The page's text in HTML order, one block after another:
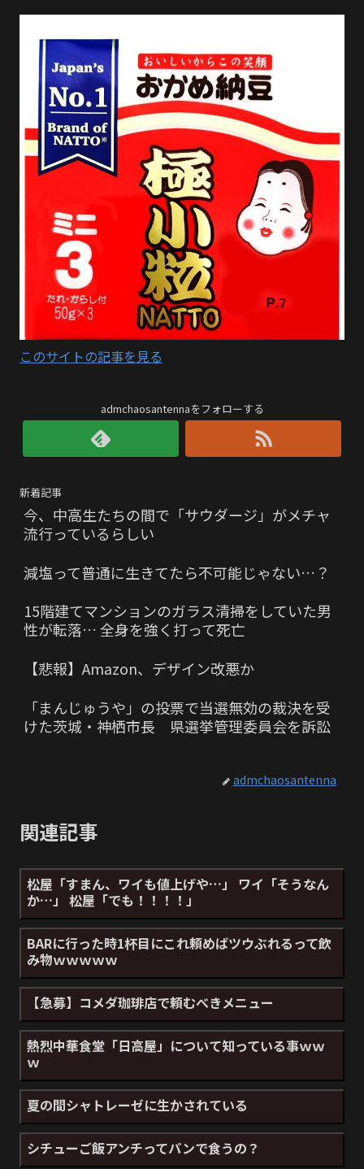
このサイトの記事を見る
admchaosantennaをフォローする
新着記事
今、中高生たちの間で「サウダージ」がメチャ
流行っているらしい
減塩って普通に生きてたら不可能じゃない…？
15階建てマンションのガラス清掃をしていた男
性が転落… 全身を強く打って死亡
【悲報】Amazon、デザイン改悪か
「まんじゅうや」の投票で当選無効の裁決を受
けた茨城・神栖市長 県選挙管理委員会を訴訟
admchaosantenna
関連記事
松屋「すまん、ワイも値上げや…」 ワイ「そうなん
か…」 松屋「でも！！！！」
BARに行った時1杯目にこれ頼めばツウぶれるって飲
み物ｗｗｗｗｗ
【急募】コメダ珈琲店で頼むべきメニュー
熱烈中華食堂「日高屋」について知っている事ｗｗ
ｗ
夏の間シャトレーゼに生かされている
シチューご飯アンチってパンで食うの？